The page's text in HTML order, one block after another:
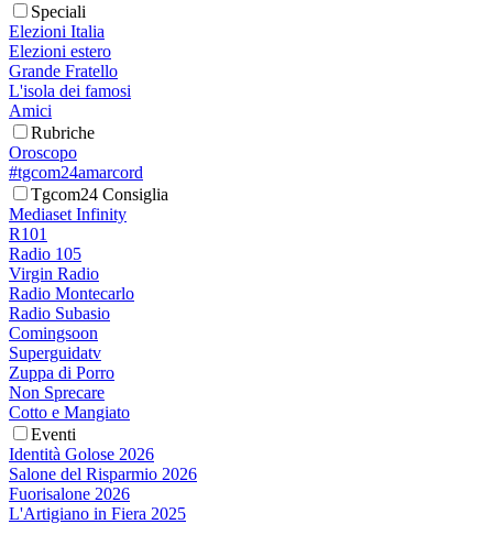
Speciali
Elezioni Italia
Elezioni estero
Grande Fratello
L'isola dei famosi
Amici
Rubriche
Oroscopo
#tgcom24amarcord
Tgcom24 Consiglia
Mediaset Infinity
R101
Radio 105
Virgin Radio
Radio Montecarlo
Radio Subasio
Comingsoon
Superguidatv
Zuppa di Porro
Non Sprecare
Cotto e Mangiato
Eventi
Identità Golose 2026
Salone del Risparmio 2026
Fuorisalone 2026
L'Artigiano in Fiera 2025